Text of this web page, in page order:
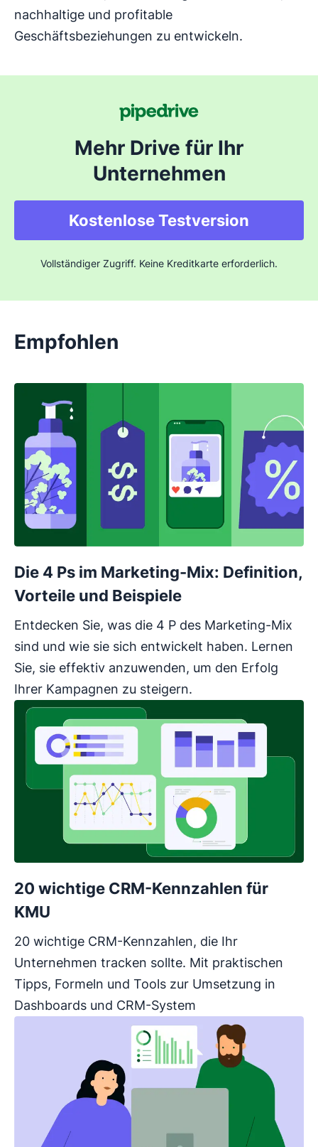
nachhaltige und profitable
Geschäftsbeziehungen zu entwickeln.
Mehr Drive für Ihr
Unternehmen
Kostenlose Testversion
Vollständiger Zugriff. Keine Kreditkarte erforderlich.
Empfohlen
Die 4 Ps im Marketing-Mix: Definition,
Vorteile und Beispiele
Entdecken Sie, was die 4 P des Marketing-Mix
sind und wie sie sich entwickelt haben. Lernen
Sie, sie effektiv anzuwenden, um den Erfolg
Ihrer Kampagnen zu steigern.
20 wichtige CRM-Kennzahlen für
KMU
20 wichtige CRM-Kennzahlen, die Ihr
Unternehmen tracken sollte. Mit praktischen
Tipps, Formeln und Tools zur Umsetzung in
Dashboards und CRM-System